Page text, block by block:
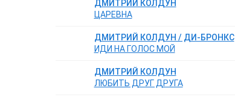
ДМИТРИЙ КОЛДУН
ЦАРЕВНА
ДМИТРИЙ КОЛДУН / ДИ-БРОНКС
ИДИ НА ГОЛОС МОЙ
ДМИТРИЙ КОЛДУН
ЛЮБИТЬ ДРУГ ДРУГА